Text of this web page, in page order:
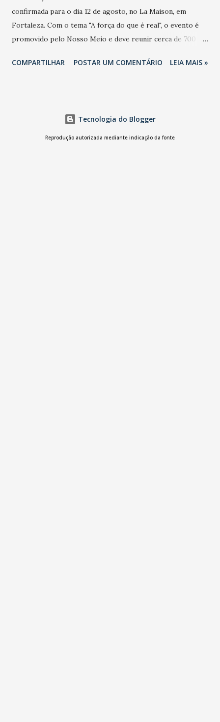
confirmada para o dia 12 de agosto, no La Maison, em
Fortaleza. Com o tema "A força do que é real", o evento é
promovido pelo Nosso Meio e deve reunir cerca de 700
e lideranças do Mercado Nacional. Desde 2022, o NM2B
LinkedIn, VISA, Grupo 3corações, TikTok e M. Dias Branco.
A nova edição chega em um momento em que autenticidade
COMPARTILHAR POSTAR UM COMENTÁRIO LEIA MAIS »
Tecnologia do Blogger
Reprodução autorizada mediante indicação da fonte